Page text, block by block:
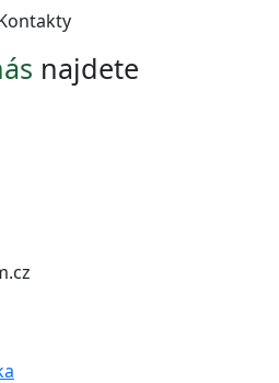
najdete